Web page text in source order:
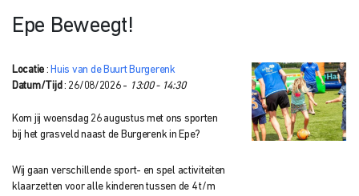
Epe Beweegt!
Locatie : Huis van de Buurt Burgerenk
Datum/Tijd : 26/08/2026 - 13:00 - 14:30
Kom jij woensdag 26 augustus met ons sporten
bij het grasveld naast de Burgerenk in Epe?
Wij gaan verschillende sport- en spel activiteiten
klaarzetten voor alle kinderen tussen de 4 t/m